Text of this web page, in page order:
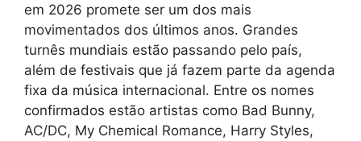
em 2026 promete ser um dos mais
movimentados dos últimos anos. Grandes
turnês mundiais estão passando pelo país,
além de festivais que já fazem parte da agenda
fixa da música internacional. Entre os nomes
confirmados estão artistas como Bad Bunny,
AC/DC, My Chemical Romance, Harry Styles,